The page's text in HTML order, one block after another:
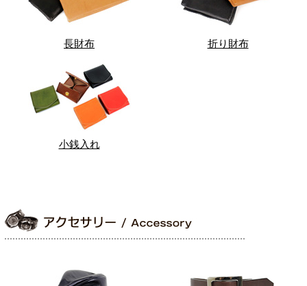
長財布 折り財布
小銭入れ